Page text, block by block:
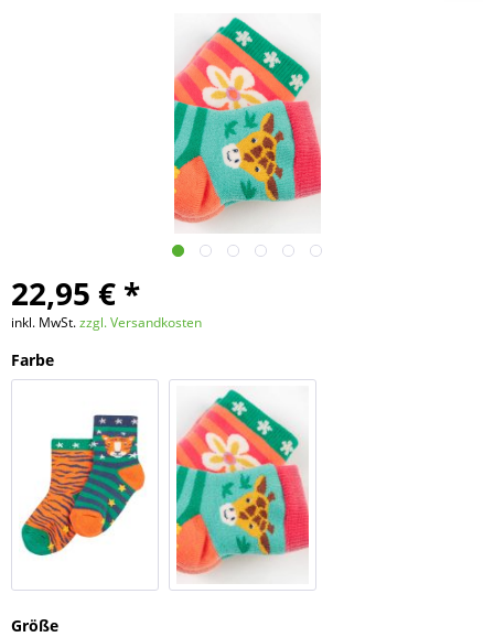
22,95 € *
inkl. MwSt.zzgl. Versandkosten
Farbe
Größe